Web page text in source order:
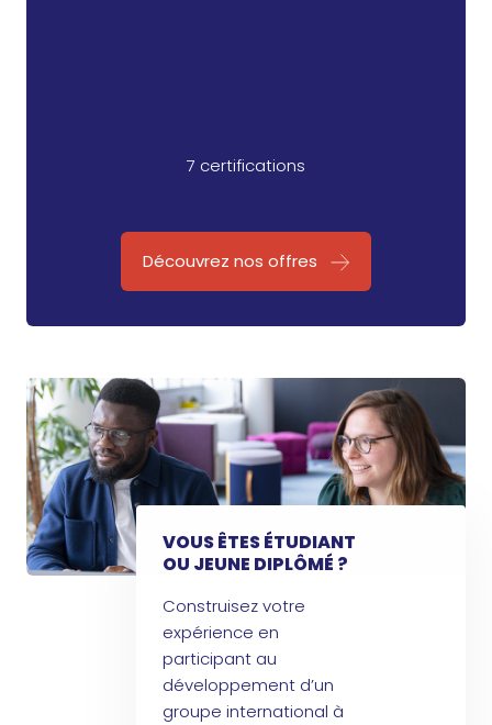
7 certifications
Découvrez nos offres
VOUS ÊTES ÉTUDIANT
OU JEUNE DIPLÔMÉ ?
Construisez votre
expérience en
participant ​au
développement d’un
groupe international à